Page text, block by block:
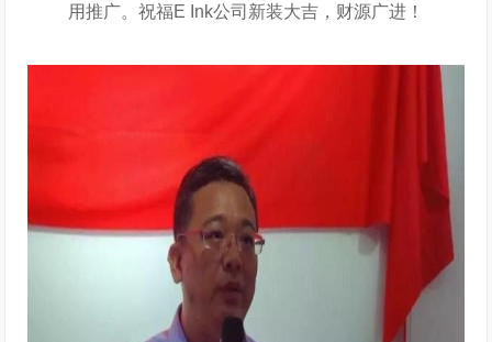
用推广。祝福E Ink公司新装大吉，财源广进！